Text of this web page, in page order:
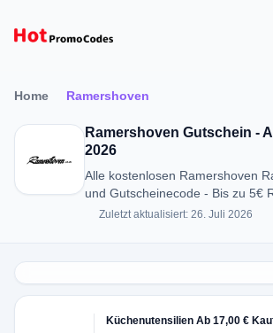
Home Ramershoven
Ramershoven Gutschein -
2026
Alle kostenlosen Ramershoven
und Gutscheinecode - Bis zu 5€
August 2026
Zuletzt aktualisiert: 26. Juli 2026
Küchenutensilien Ab 17,00 €